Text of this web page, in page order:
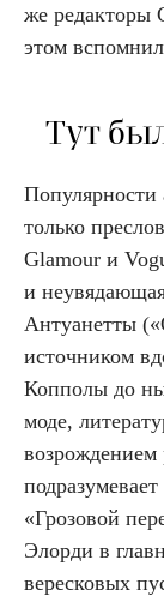
же редакторы
этом
Тут
Популярности
только
Glamour и
и
Антуанетты
источником
Копполы до
моде,
возрождением
«Грозовой
Элорди в
вересковых